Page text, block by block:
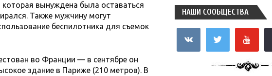
вынуждена была оставаться
Также мужчину могут
беспилотника для съемок
во Франции — в сентябре он
здание в Париже (210 метров). В
НАШИ СООБЩЕСТВА